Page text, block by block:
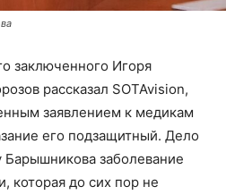
заключенного Игоря
рассказал SOTAvision,
заявлением к медикам
его подзащитный. Дело
Барышникова заболевание
которая до сих пор не